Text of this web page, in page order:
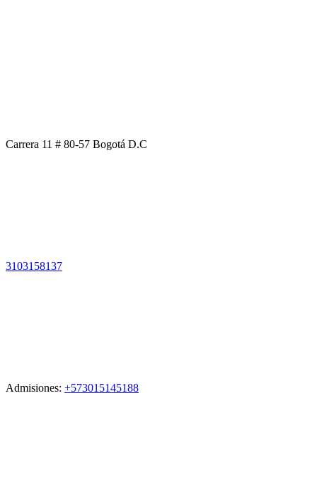
Carrera 11 # 80-57 Bogotá D.C
3103158137
Admisiones: +573015145188